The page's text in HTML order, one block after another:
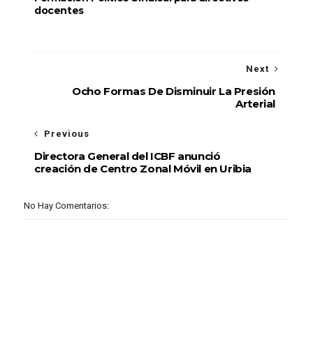
docentes
Next
Ocho Formas De Disminuir La Presión
Arterial
Previous
Directora General del ICBF anunció
creación de Centro Zonal Móvil en Uribia
No Hay Comentarios: